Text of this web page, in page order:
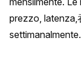
prezzo, latenza,
settimanalmente.